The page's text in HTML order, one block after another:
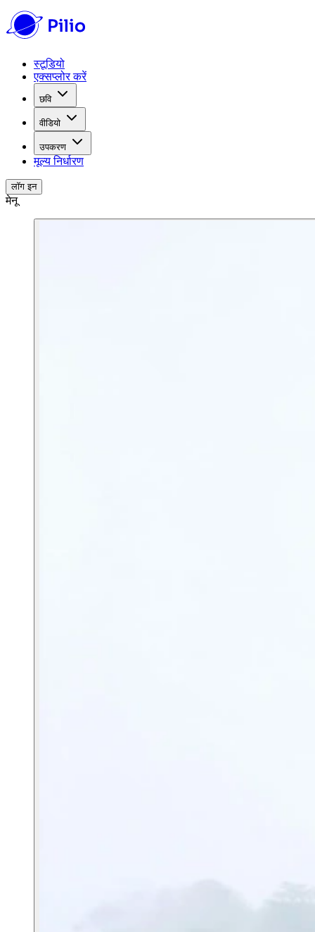
स्टूडियो
एक्सप्लोर करें
छवि
वीडियो
उपकरण
मूल्य निर्धारण
लॉग इन
मेनू